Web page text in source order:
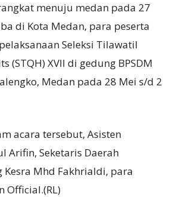
menuju medan pada 27
di Kota Medan, para peserta
Seleksi Tilawatil
(STQH) XVII di gedung BPSDM
Medan pada 28 Mei s/d 2
acara tersebut, Asisten
Arifin, Seketaris Daerah
Kesra Mhd Fakhrialdi, para
Official.(RL)